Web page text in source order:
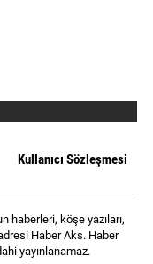
Kullanıcı Sözleşmesi
haberleri, köşe yazıları,
Haber Aks. Haber
yayınlanamaz.